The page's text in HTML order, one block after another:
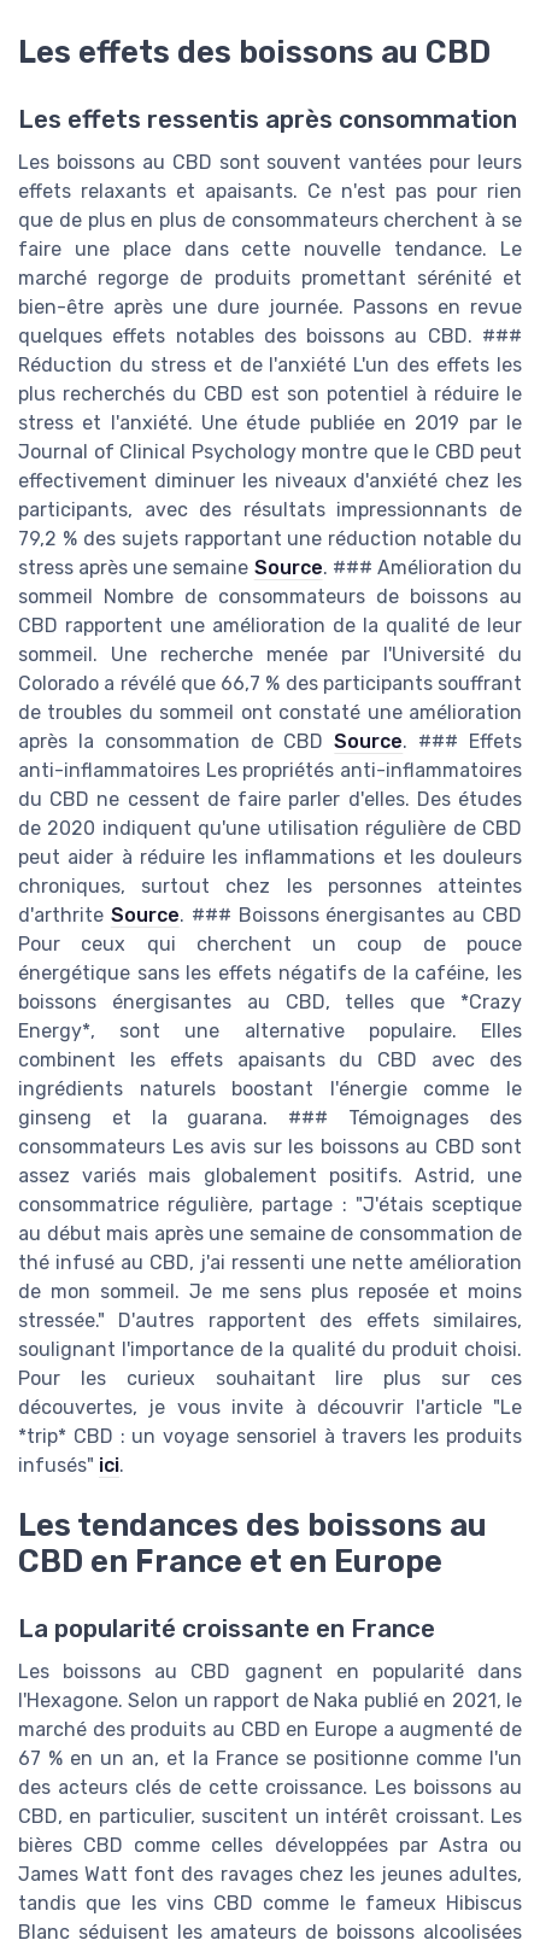
Les effets des boissons au CBD
Les effets ressentis après consommation
Les boissons au CBD sont souvent vantées pour leurs
effets relaxants et apaisants. Ce n'est pas pour rien
que de plus en plus de consommateurs cherchent à se
faire une place dans cette nouvelle tendance. Le
marché regorge de produits promettant sérénité et
bien-être après une dure journée. Passons en revue
quelques effets notables des boissons au CBD. ###
Réduction du stress et de l'anxiété L'un des effets les
plus recherchés du CBD est son potentiel à réduire le
stress et l'anxiété. Une étude publiée en 2019 par le
Journal of Clinical Psychology montre que le CBD peut
effectivement diminuer les niveaux d'anxiété chez les
participants, avec des résultats impressionnants de
79,2 % des sujets rapportant une réduction notable du
stress après une semaine Source. ### Amélioration du
sommeil Nombre de consommateurs de boissons au
CBD rapportent une amélioration de la qualité de leur
sommeil. Une recherche menée par l'Université du
Colorado a révélé que 66,7 % des participants souffrant
de troubles du sommeil ont constaté une amélioration
après la consommation de CBDSource. ### Effets
anti-inflammatoires Les propriétés anti-inflammatoires
du CBD ne cessent de faire parler d'elles. Des études
de 2020 indiquent qu'une utilisation régulière de CBD
peut aider à réduire les inflammations et les douleurs
chroniques, surtout chez les personnes atteintes
d'arthrite Source. ### Boissons énergisantes au CBD
Pour ceux qui cherchent un coup de pouce
énergétique sans les effets négatifs de la caféine, les
boissons énergisantes au CBD, telles que *Crazy
Energy*, sont une alternative populaire. Elles
combinent les effets apaisants du CBD avec des
ingrédients naturels boostant l'énergie comme le
ginseng et la guarana. ### Témoignages des
consommateurs Les avis sur les boissons au CBD sont
assez variés mais globalement positifs. Astrid, une
consommatrice régulière, partage : "J'étais sceptique
au début mais après une semaine de consommation de
thé infusé au CBD, j'ai ressenti une nette amélioration
de mon sommeil. Je me sens plus reposée et moins
stressée." D'autres rapportent des effets similaires,
soulignant l'importance de la qualité du produit choisi.
Pour les curieux souhaitant lire plus sur ces
découvertes, je vous invite à découvrir l'article "Le
*trip* CBD : un voyage sensoriel à travers les produits
infusés" ici.
Les tendances des boissons au
CBD en France et en Europe
La popularité croissante en France
Les boissons au CBD gagnent en popularité dans
l'Hexagone. Selon un rapport de Naka publié en 2021, le
marché des produits au CBD en Europe a augmenté de
67 % en un an, et la France se positionne comme l'un
des acteurs clés de cette croissance. Les boissons au
CBD, en particulier, suscitent un intérêt croissant. Les
bières CBD comme celles développées par Astra ou
James Watt font des ravages chez les jeunes adultes,
tandis que les vins CBD comme le fameux Hibiscus
Blanc séduisent les amateurs de boissons alcoolisées